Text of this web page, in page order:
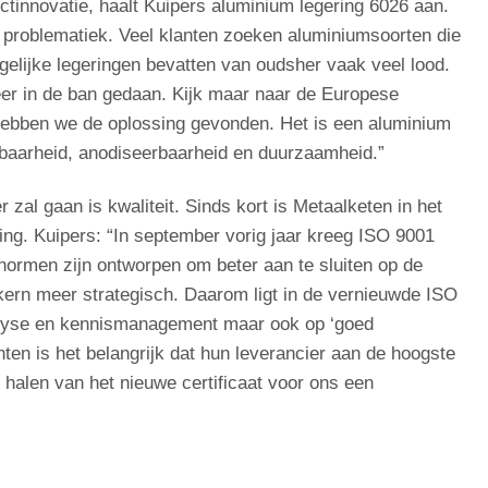
haalt Kuipers aluminium legering 6026 aan.
Veel klanten zoeken aluminiumsoorten die
legeringen bevatten van oudsher vaak veel lood.
in de ban gedaan. Kijk maar naar de Europese
we de oplossing gevonden. Het is een aluminium
anodiseerbaarheid en duurzaamheid.”
zal gaan is kwaliteit. Sinds kort is Metaalketen in het
Kuipers: “In september vorig jaar kreeg ISO 9001
zijn ontworpen om beter aan te sluiten op de
meer strategisch. Daarom ligt in de vernieuwde ISO
en kennismanagement maar ook op ‘goed
is het belangrijk dat hun leverancier aan de hoogste
van het nieuwe certificaat voor ons een